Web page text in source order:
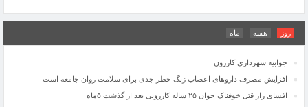
روز هفته ماه
آیین غبارروبی مزار شهید خیر «سید مهدی هاشمی‌نسب» همزمان با آغاز هفته بهزیستی در
کازرون
جوابیه شهرداری کازرون
افزایش مصرف داروهای اعصاب زنگ خطر جدی برای سلامت روان جامعه است
افشای راز قتل خوفناک جوان ۲۵ ساله کازرونی بعد از گذشت ۵ماه